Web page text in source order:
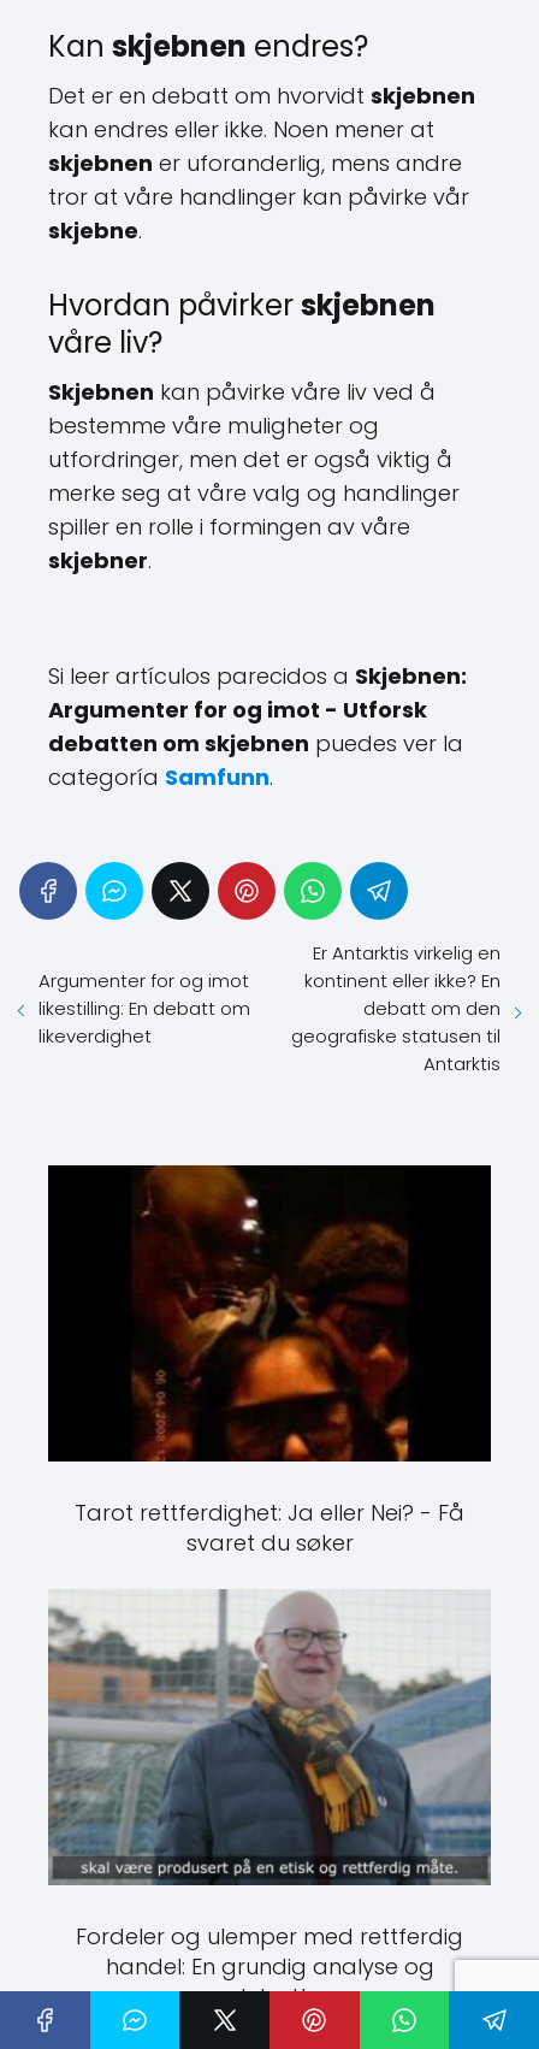
Kan skjebnen endres?
Det er en debatt om hvorvidt skjebnen
kan endres eller ikke. Noen mener at
skjebnen er uforanderlig, mens andre
tror at våre handlinger kan påvirke vår
skjebne.
Hvordan påvirkerskjebnen
våre liv?
Skjebnen kan påvirke våre liv ved å
bestemme våre muligheter og
utfordringer, men det er også viktig å
merke seg at våre valg og handlinger
spiller en rolle i formingen av våre
skjebner.
Si leer artículos parecidos a Skjebnen:
Argumenter for og imot - Utforsk
debatten om skjebnen puedes ver la
categoría Samfunn.
Argumenter for og imot
likestilling: En debatt om
likeverdighet
Er Antarktis virkelig en
kontinent eller ikke? En
debatt om den
geografiske statusen til
Antarktis
Tarot rettferdighet: Ja eller Nei? - Få
svaret du søker
Fordeler og ulemper med rettferdig
handel: En grundig analyse og
debatt